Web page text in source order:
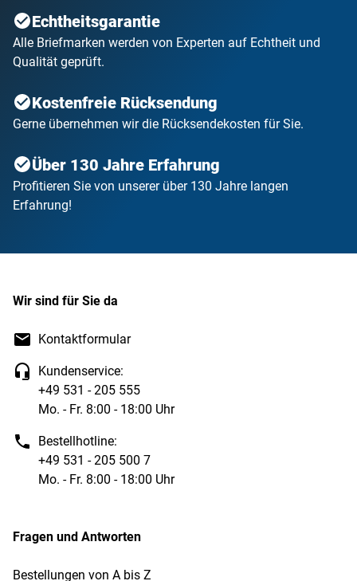
Echtheitsgarantie
Alle Briefmarken werden von Experten auf Echtheit und
Qualität geprüft.
Kostenfreie Rücksendung
Gerne übernehmen wir die Rücksendekosten für Sie.
Über 130 Jahre Erfahrung
Profitieren Sie von unserer über 130 Jahre langen
Erfahrung!
Wir sind für Sie da
Kontaktformular
Kundenservice:
+49 531 - 205 555
Mo. - Fr. 8:00 - 18:00 Uhr
Bestellhotline:
+49 531 - 205 500 7
Mo. - Fr. 8:00 - 18:00 Uhr
Fragen und Antworten
Bestellungen von A bis Z